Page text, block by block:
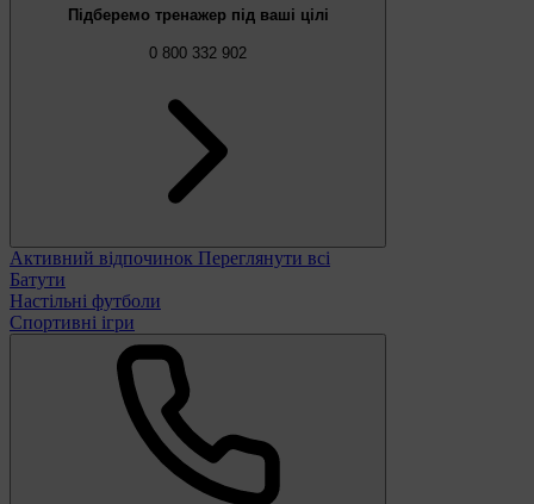
Підберемо тренажер під ваші цілі
0 800 332 902
Активний відпочинок Переглянути всі
Батути
Настільні футболи
Спортивні ігри